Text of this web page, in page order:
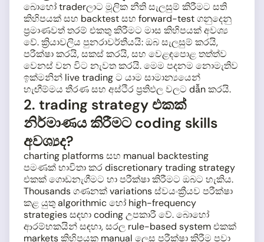
බොහෝ traderලාට මූලික නීති සැලසුම් කිරීමට සති
කිහිපයක් සහ backtest සහ forward-test ගනුදෙනු
ප්‍රමාණවත් තරම් එකතු කිරීමට මාස කිහිපයක් අවශ්‍ය
වේ. ක්‍රියාවලිය පුනරාවර්තීයයි: ඔබ සැලසුම් කරයි,
පරීක්ෂා කරයි, සකස් කරයි, සහ වෙළඳපොළ තත්ත්ව
වෙනස් වන විට නැවත කරයි. මෙම පදනම නොමැතිව
ඉක්මනින් live trading ට යාම සාමාන්‍යයෙන්
හැඟීම්මය තීරණ සහ අස්ථිර ප්‍රතිඵල වලට dẫn කරයි.
2. trading strategy එකක්
නිර්මාණය කිරීමට coding skills
අවශ්‍යද?
charting platforms සහ manual backtesting
පමණක් භාවිතා කර discretionary trading strategy
එකක් ගොඩනැගීමට හා පරීක්ෂා කිරීමට ඔබට හැකිය.
Thousands ගණනක් variations ස්වයංක්‍රීයව පරීක්ෂා
කළ යුතු algorithmic හෝ high-frequency
strategies සඳහා coding උපකාරී වේ. බොහෝ
ආරම්භකයින් සඳහා, සරල rule-based system එකක්
markets කිහිපයක manual ලෙස පරීක්ෂා කිරීම පවා